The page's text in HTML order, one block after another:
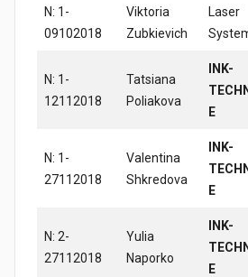
N: 1-
09102018
Viktoria
Zubkievich
Laser
N: 1-
12112018
Tatsiana
Poliakova
INK-
E
N: 1-
27112018
Valentina
Shkredova
INK-
E
N: 2-
27112018
Yulia
Naporko
INK-
E